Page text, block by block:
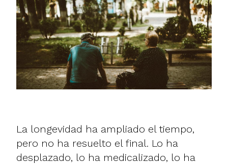
La longevidad ha ampliado el tiempo,
pero no ha resuelto el final. Lo ha
desplazado, lo ha medicalizado, lo ha